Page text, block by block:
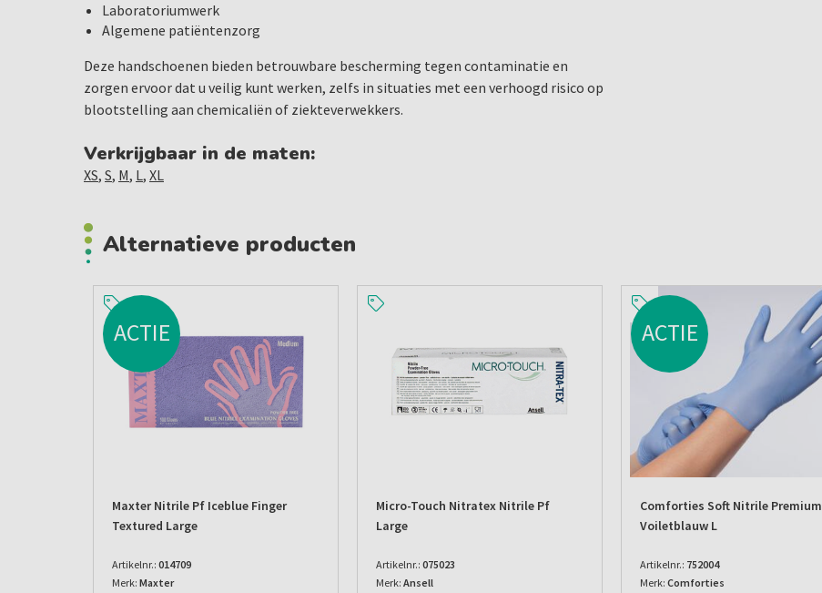
Laboratoriumwerk
Algemene patiëntenzorg
Deze handschoenen bieden betrouwbare bescherming tegen contaminatie en
zorgen ervoor dat u veilig kunt werken, zelfs in situaties met een verhoogd risico op
blootstelling aan chemicaliën of ziekteverwekkers.
Verkrijgbaar in de maten:
XS, S, M, L, XL
Alternatieve producten
ACTIE
Maxter Nitrile Pf Iceblue Finger
Textured Large
Artikelnr.: 014709
Merk: Maxter
Micro-Touch Nitratex Nitrile Pf
Large
Artikelnr.: 075023
Merk: Ansell
ACTIE
Comforties Soft Nitrile Premium
Voiletblauw L
Artikelnr.: 752004
Merk: Comforties